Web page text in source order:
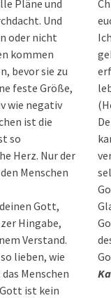
Pläne und
Und
oder nicht
kommen
bevor sie zu
feste Größe,
wie negativ
ist die
so
Herz. Nur der
Menschen
Gott,
Hingabe,
Verstand.
lieben, wie
Menschen
ist kein